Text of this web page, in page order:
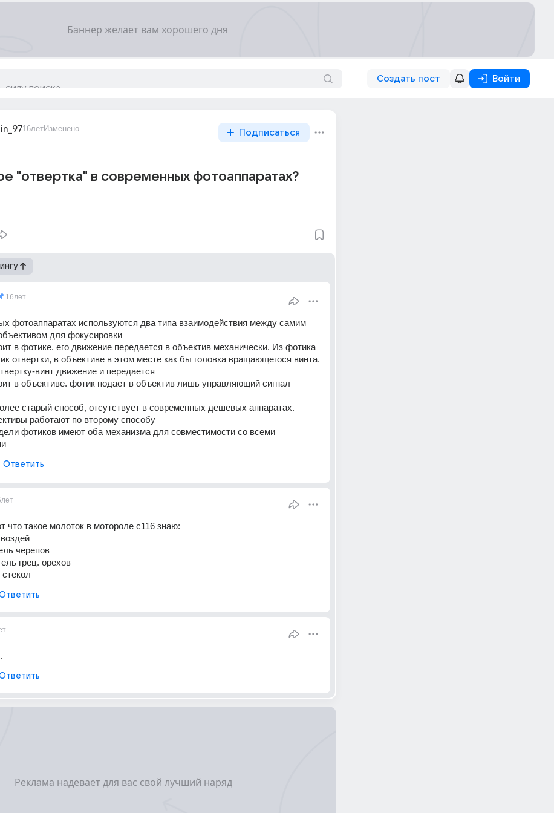
Создать пост Войти
16летИзменено Подписаться
"отвертка" в современных фотоаппаратах?
16лет
фотоаппаратах используются два типа взаимодействия между самим
для фокусировки
в фотике. его движение передается в объектив механически. Из фотика
отвертки, в объективе в этом месте как бы головка вращающегося винта.
винт движение и передается
в объективе. фотик подает в объектив лишь управляющий сигнал
старый способ, отсутствует в современных дешевых аппаратах.
работают по второму способу
фотиков имеют оба механизма для совместимости со всеми
Ответить
что такое молоток в мотороле с116 знаю:
черепов
грец. орехов